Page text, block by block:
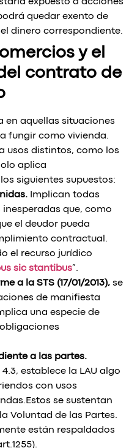
expuesto a acciones
quedar exento de
dinero correspondiente.
y el
contrato de
en aquellas situaciones
fungir como vivienda.
usos distintos, como los
aplica
siguientes supuestos:
Implican todas
que, como
el deudor pueda
contractual.
el recurso jurídico
sic stantibus”.
a la STS (17/01/2013), se
de manifiesta
una especie de
a las partes.
establece la LAU algo
con usos
Estos se sustentan
Voluntad de las Partes.
están respaldados